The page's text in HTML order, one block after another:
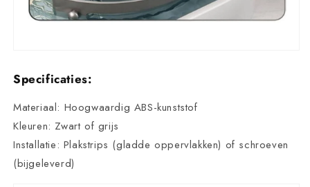
Specificaties:
Materiaal: Hoogwaardig ABS-kunststof
Kleuren: Zwart of grijs
Installatie: Plakstrips (gladde oppervlakken) of schroeven
(bijgeleverd)